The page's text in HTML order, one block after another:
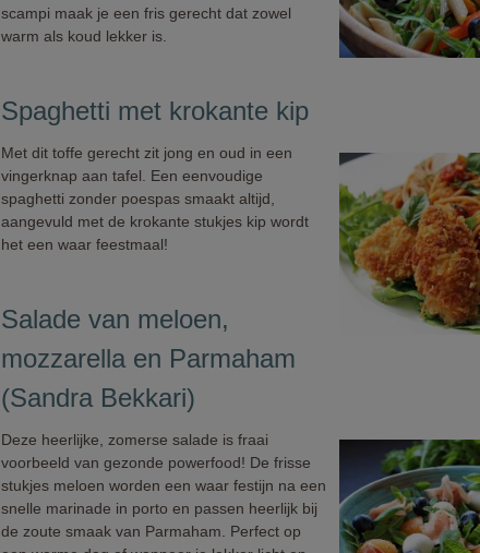
scampi maak je een fris gerecht dat zowel
warm als koud lekker is.
Spaghetti met krokante kip
Met dit toffe gerecht zit jong en oud in een
vingerknap aan tafel. Een eenvoudige
spaghetti zonder poespas smaakt altijd,
aangevuld met de krokante stukjes kip wordt
het een waar feestmaal!
Salade van meloen,
mozzarella en Parmaham
(Sandra Bekkari)
Deze heerlijke, zomerse salade is fraai
voorbeeld van gezonde powerfood! De frisse
stukjes meloen worden een waar festijn na een
snelle marinade in porto en passen heerlijk bij
de zoute smaak van Parmaham. Perfect op